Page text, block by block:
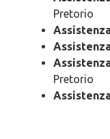
Pretorio
Pretorio